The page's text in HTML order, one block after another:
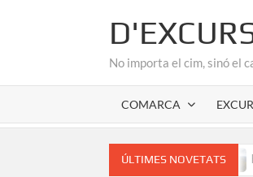
No importa el cim, sinó el
COMARCA
ÚLTIMES NOVETATS
Fageda de la